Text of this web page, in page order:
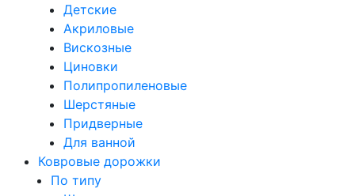
Детские
Акриловые
Вискозные
Циновки
Полипропиленовые
Шерстяные
Придверные
Для ванной
Ковровые дорожки
По типу